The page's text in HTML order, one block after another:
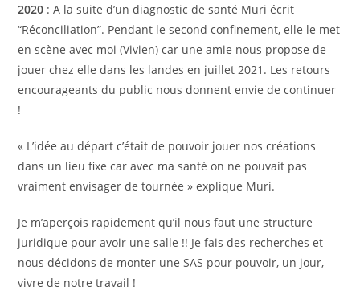
2020 : A la suite d’un diagnostic de santé Muri écrit
“Réconciliation”. Pendant le second confinement, elle le met
en scène avec moi (Vivien) car une amie nous propose de
jouer chez elle dans les landes en juillet 2021. Les retours
encourageants du public nous donnent envie de continuer
!
« L’idée au départ c’était de pouvoir jouer nos créations
dans un lieu fixe car avec ma santé on ne pouvait pas
vraiment envisager de tournée » explique Muri.
Je m’aperçois rapidement qu’il nous faut une structure
juridique pour avoir une salle !! Je fais des recherches et
nous décidons de monter une SAS pour pouvoir, un jour,
vivre de notre travail !